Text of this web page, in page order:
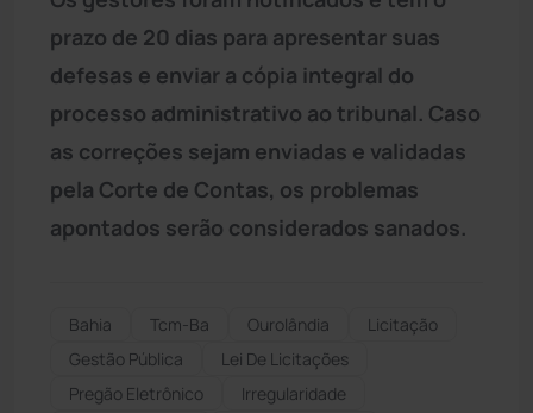
prazo de 20 dias para apresentar suas
defesas e enviar a cópia integral do
processo administrativo ao tribunal. Caso
as correções sejam enviadas e validadas
pela Corte de Contas, os problemas
apontados serão considerados sanados.
Bahia Tcm-Ba Ourolândia
Licitação
Gestão Pública
Lei De Licitações
Pregão Eletrônico
Irregularidade